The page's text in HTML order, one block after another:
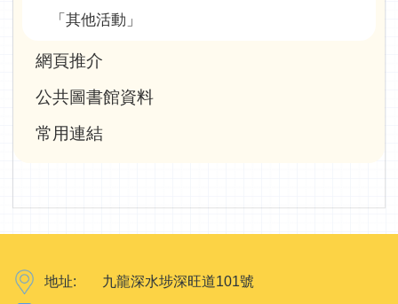
「其他活動」
網頁推介
公共圖書館資料
常用連結
地址: 九龍深水埗深旺道101號